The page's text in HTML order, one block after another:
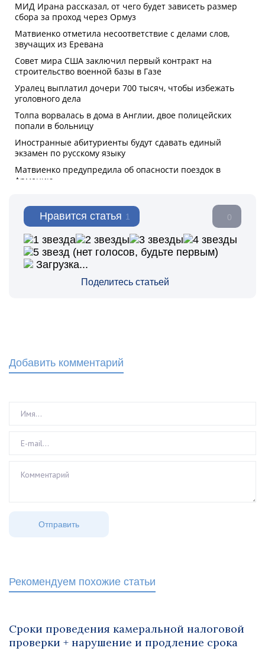
Нравится статья 1 0
Поделитесь статьей
(нет голосов, будьте первым)
Загрузка...
Добавить комментарий
Рекомендуем похожие статьи
Сроки проведения камеральной налоговой
проверки + нарушение и продление срока